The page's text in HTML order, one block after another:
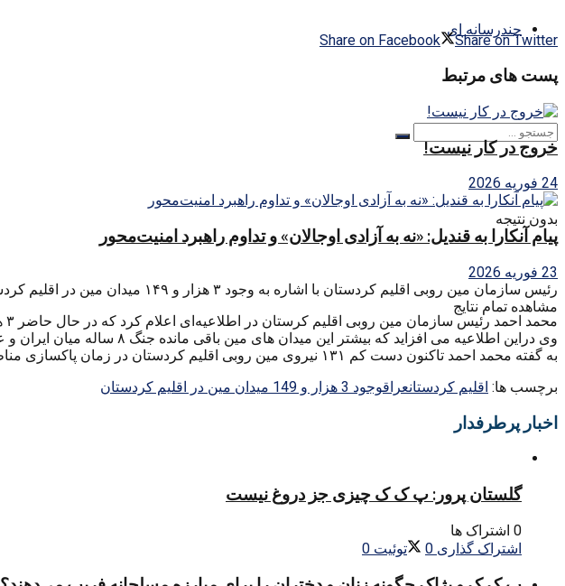
چندرسانه ای
بدون نتیجه
مشاهده تمام نتایج
Share on Facebook Share on Twitter
پست های مرتبط
خروج در کار نیست!
24 فوریه 2026
پیام آنکارا به قندیل: «نه به آزادی اوجالان» و تداوم راهبرد امنیت‌محور
23 فوریه 2026
رئیس سازمان مین روبی اقلیم کردستان با اشاره‌ به‌ وجود ۳ هزار و ۱۴۹ میدان مین در اقلیم کردستان، گفت که‌ تا کنون ۱۳۱ نیروی این سازمان در انفجار مین قربانی شده‌اند.
محمد احمد رئیس سازمان مین روبی اقلیم کرستان در اطلاعیه‌ای اعلام کرد که‌ در حال حاضر ۳ هزار و ۱۴۹ میدان مین در اقلیم کردستان وجود دارد.
وی دراین اطلاعیه‌ می افزاید که‌ بیشتر این میدان های مین باقی مانده‌ جنگ ۸ ساله‌ میان ایران و عراق است و برخی از آن ها نیز توسط داعش ایجاد شده‌ است.
به‌ گفته‌ محمد احمد تاکنون دست کم ۱۳۱ نیروی مین روبی اقلیم کردستان در زمان پاکسازی مناطق، خنثی سازی مین و تله‌های انفجاری جان خود را ازدست داده‌ و یا دچار قطع عضو شده‌اند.
برچسب ها: اقلیم کردستانعراقوجود 3 هزار و 149 میدان مین در اقلیم کردستان
اخبار پرطرفدار
گلستان پرور: پ ک ک چیزی جز دروغ نیست
0 اشتراک ها
اشتراک گذاری 0 توئیت 0